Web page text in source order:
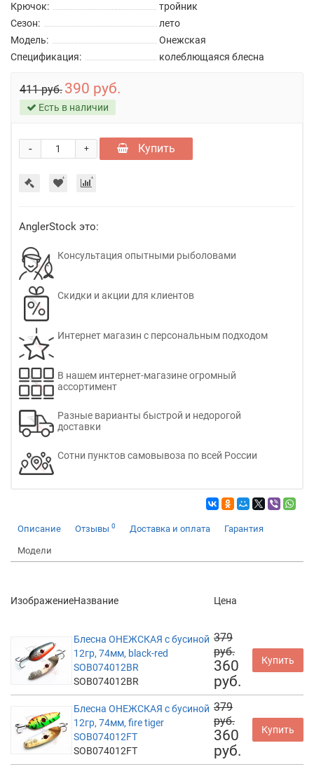
Крючок:
тройник
Сезон:
лето
Модель:
Онежская
Спецификация:
колеблющаяся блесна
411 руб. 390 руб.
Есть в наличии
+
- Купить
AnglerStock это:
Консультация опытными рыболовами
Скидки и акции для клиентов
Интернет магазин с персональным подходом
В нашем интернет-магазине огромный
ассортимент
Разные варианты быстрой и недорогой
доставки
Сотни пунктов самовывоза по всей России
Описание Отзывы 0 Доставка и оплата Гарантия
Модели
ИзображениеНазвание Цена
Блесна ОНЕЖСКАЯ с бусиной
12гр, 74мм, black-red
SOB074012BR
SOB074012BR
379
руб.
360
руб.
Купить
Блесна ОНЕЖСКАЯ с бусиной
12гр, 74мм, fire tiger
SOB074012FT
SOB074012FT
379
руб.
360
руб.
Купить